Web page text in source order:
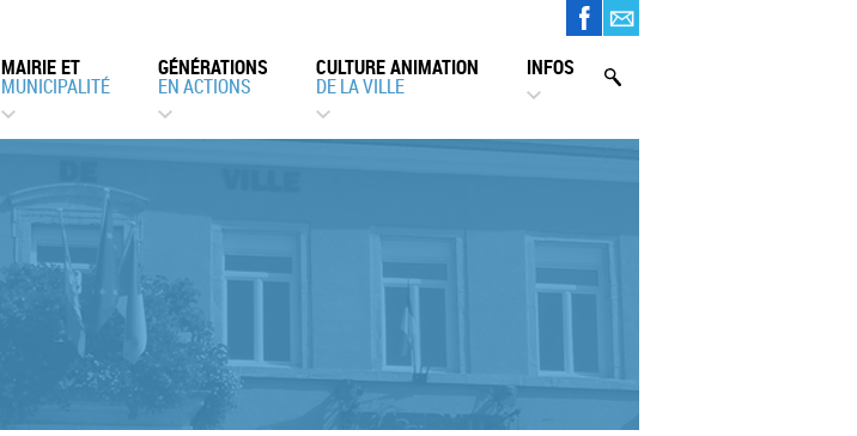
MAIRIE ET
MUNICIPALITÉ
GÉNÉRATIONS
EN ACTIONS
CULTURE ANIMATION
DE LA VILLE
INFOS